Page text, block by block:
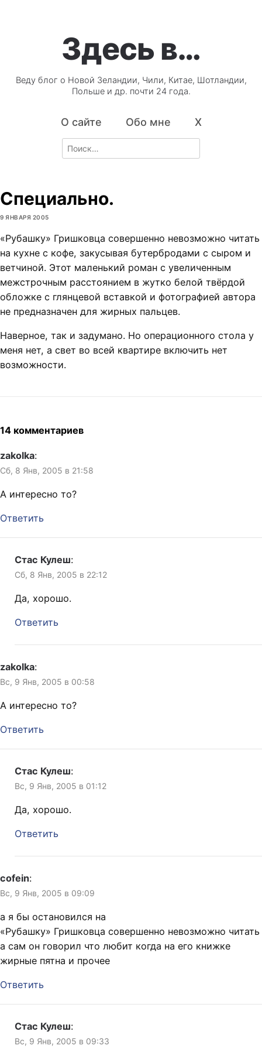
Здесь в…
Веду блог о Новой Зеландии, Чили, Китае, Шотландии,
Польше и др. почти 24 года.
О сайте Обо мне X
Search
for:
Специально.
9 ЯНВАРЯ 2005
«Рубашку» Гришковца совершенно невозможно читать
на кухне с кофе, закусывая бутербродами с сыром и
ветчиной. Этот маленький роман с увеличенным
межстрочным расстоянием в жутко белой твёрдой
обложке с глянцевой вставкой и фотографией автора
не предназначен для жирных пальцев.
Наверное, так и задумано. Но операционного стола у
меня нет, а свет во всей квартире включить нет
возможности.
14 комментариев
zakolka:
Сб, 8 Янв, 2005 в 21:58
А интересно то?
Ответить
Стас Кулеш:
Сб, 8 Янв, 2005 в 22:12
Да, хорошо.
Ответить
zakolka:
Вс, 9 Янв, 2005 в 00:58
А интересно то?
Ответить
Стас Кулеш:
Вс, 9 Янв, 2005 в 01:12
Да, хорошо.
Ответить
cofein:
Вс, 9 Янв, 2005 в 09:09
а я бы остановился на
«Рубашку» Гришковца совершенно невозможно читать
а сам он говорил что любит когда на его книжке
жирные пятна и прочее
Ответить
Стас Кулеш:
Вс, 9 Янв, 2005 в 09:33